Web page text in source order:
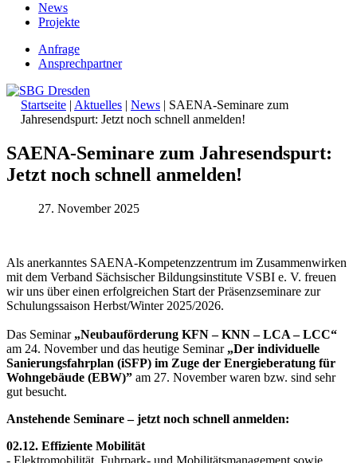
News
Projekte
Anfrage
Ansprechpartner
Startseite | Aktuelles | News | SAENA-Seminare zum
Jahresendspurt: Jetzt noch schnell anmelden!
SAENA-Seminare zum Jahresendspurt:
Jetzt noch schnell anmelden!
27. November 2025
Als anerkanntes SAENA-Kompetenzzentrum im Zusammenwirken
mit dem Verband Sächsischer Bildungsinstitute VSBI e. V. freuen
wir uns über einen erfolgreichen Start der Präsenzseminare zur
Schulungssaison Herbst/Winter 2025/2026.
Das Seminar „Neubauförderung KFN – KNN – LCA – LCC“
am 24. November und das heutige Seminar „Der individuelle
Sanierungsfahrplan (iSFP) im Zuge der Energieberatung für
Wohngebäude (EBW)” am 27. November waren bzw. sind sehr
gut besucht.
Anstehende Seminare – jetzt noch schnell anmelden:
02.12. Effiziente Mobilität
- Elektromobilität, Fuhrpark- und Mobilitätsmanagement sowie